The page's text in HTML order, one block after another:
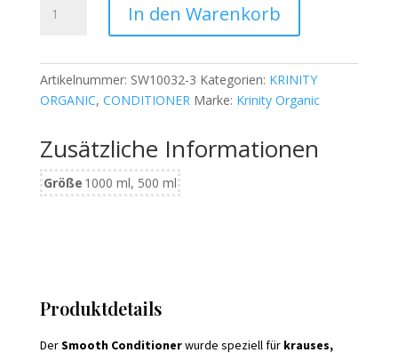
Organic
Conditioner
Menge
In den Warenkorb
Artikelnummer: SW10032-3 Kategorien: KRINITY
ORGANIC, CONDITIONER Marke: Krinity Organic
Zusätzliche Informationen
Größe 1000 ml, 500 ml
Produktdetails
DerSmooth Conditionerwurde speziell für krauses,